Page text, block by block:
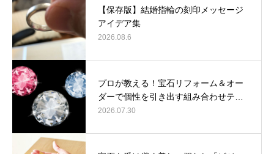
【保存版】結婚指輪の刻印メッセージ
アイデア集
2026.08.6
プロが教える！宝石リフォーム＆オー
ダーで個性を引き出す組み合わせテ…
2026.07.30